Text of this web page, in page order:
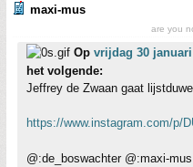
maxi-mus
are you
Op vrijdag 30 januari
het volgende:
Jeffrey de Zwaan gaat
https://www.instagram.com/p/
@:de_boswachter @:maxi-mus